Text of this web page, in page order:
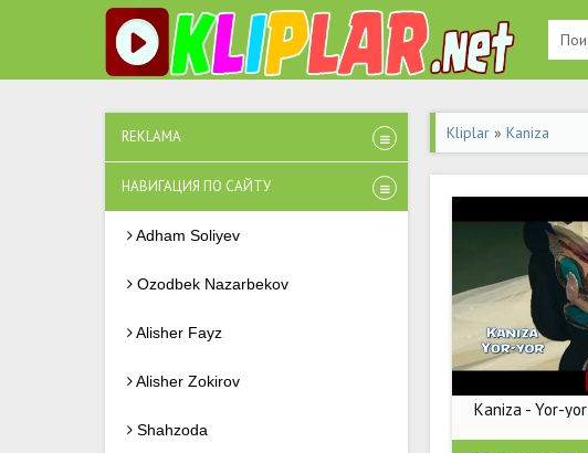
REKLAMA
НАВИГАЦИЯ ПО САЙТУ
Adham Soliyev
Ozodbek Nazarbekov
Alisher Fayz
Alisher Zokirov
Shahzoda
Kliplar» Kaniza
Kaniza - Yor-yor